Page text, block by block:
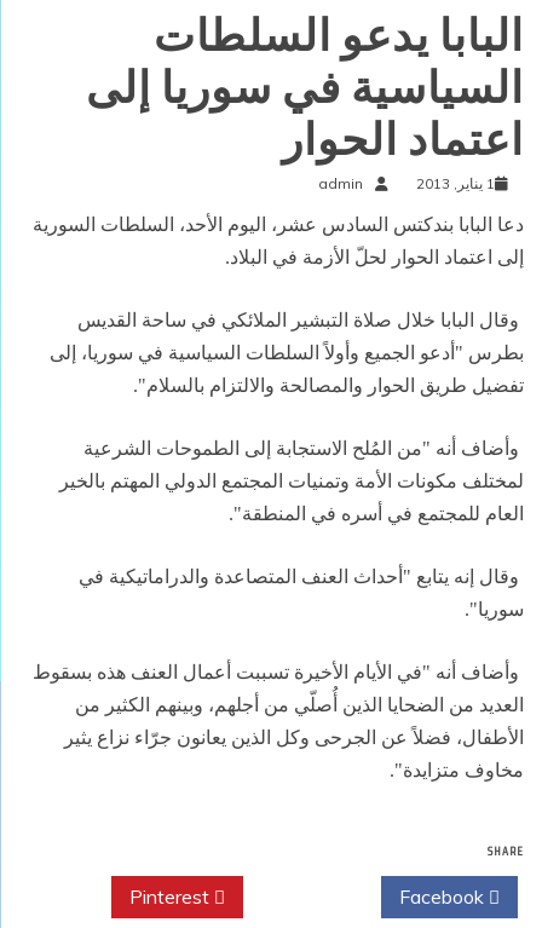
البابا يدعو السلطات
السياسية في سوريا إلى
اعتماد الحوار
1 يناير, 2013 admin
دعا البابا بندكتس السادس عشر، اليوم الأحد، السلطات السورية
إلى اعتماد الحوار لحلّ الأزمة في البلاد.
وقال البابا خلال صلاة التبشير الملائكي في ساحة القديس
بطرس "أدعو الجميع وأولاً السلطات السياسية في سوريا، إلى
تفضيل طريق الحوار والمصالحة والالتزام بالسلام".
وأضاف أنه "من المُلح الاستجابة إلى الطموحات الشرعية
لمختلف مكونات الأمة وتمنيات المجتمع الدولي المهتم بالخير
العام للمجتمع في أسره في المنطقة".
وقال إنه يتابع "أحداث العنف المتصاعدة والدراماتيكية في
سوريا".
وأضاف أنه "في الأيام الأخيرة تسببت أعمال العنف هذه بسقوط
العديد من الضحايا الذين أُصلّي من أجلهم، وبينهم الكثير من
الأطفال، فضلاً عن الجرحى وكل الذين يعانون جرّاء نزاع يثير
مخاوف متزايدة".
SHARE